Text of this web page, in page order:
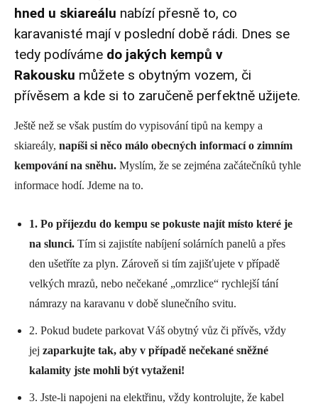
hned u skiareálu nabízí přesně to, co
karavanisté mají v poslední době rádi. Dnes se
tedy podíváme do jakých kempů v
Rakousku můžete s obytným vozem, či
přívěsem a kde si to zaručeně perfektně užijete.
Ještě než se však pustím do vypisování tipů na kempy a
skiareály, napíši si něco málo obecných informací o zimním
kempování na sněhu. Myslím, že se zejména začátečníků tyhle
informace hodí. Jdeme na to.
1. Po příjezdu do kempu se pokuste najít místo které je
na slunci. Tím si zajistíte nabíjení solárních panelů a přes
den ušetříte za plyn. Zároveň si tím zajišťujete v případě
velkých mrazů, nebo nečekané „omrzlice“ rychlejší tání
námrazy na karavanu v době slunečního svitu.
2. Pokud budete parkovat Váš obytný vůz či přívěs, vždy
jej zaparkujte tak, aby v případě nečekané sněžné
kalamity jste mohli být vytaženi!
3. Jste-li napojeni na elektřinu, vždy kontrolujte, že kabel